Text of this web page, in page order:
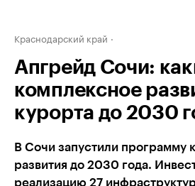
Краснодарский край
Апгрейд Сочи:
комплексное
курорта до 2030
В Сочи запустили программу
развития до 2030 года.
реализацию 27